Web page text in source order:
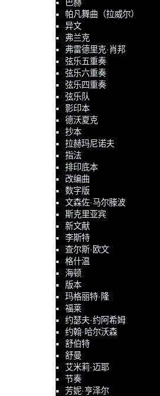
巴赫
帕凡舞曲（拉威尔）
异文
弗兰克
弗雷德里克·肖邦
弦乐五重奏
弦乐六重奏
弦乐四重奏
弦乐队
影印本
德沃夏克
抄本
拉赫玛尼诺夫
指法
排印底本
改编曲
数字版
文森佐·马尔滕波
斯克里亚宾
新文献
李斯特
查尔斯·欧文
格什温
海顿
版本
玛格丽特·隆
福莱
约瑟夫·约阿希姆
约翰·哈尔沃森
舒伯特
舒曼
艾米莉·迈耶
节奏
芳妮·亨泽尔